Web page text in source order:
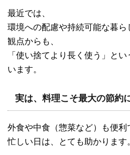
最近では、
環境への配慮や持続可能な暮
観点からも、
「使い捨てより長く使う」と
います。
実は、料理こそ最大の節約
外食や中食（惣菜など）も便利
忙しい日は、とても助かります